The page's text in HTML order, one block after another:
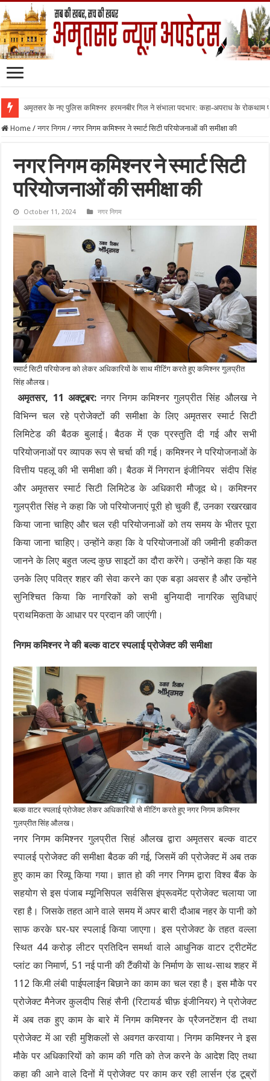
अमृतसर के नए पुलिस कमिश्नर हरमनबीर गिल ने संभाला पदभार: कहा-अपराध के रोकथाम
Home / नगर निगम / नगर निगम कमिश्नर ने स्मार्ट सिटी परियोजनाओं की समीक्षा की
नगर निगम कमिश्नर ने स्मार्ट सिटी
परियोजनाओं की समीक्षा की
October 11, 2024 नगर निगम
स्मार्ट सिटी परियोजना को लेकर अधिकारियों के साथ मीटिंग करते हुए कमिश्नर गुलप्रीत
सिंह औलख।
अमृतसर, 11 अक्टूबर:नगर निगम कमिश्नर गुलप्रीत सिंह औलख ने
विभिन्न चल रहे प्रोजेक्टों की समीक्षा के लिए अमृतसर स्मार्ट सिटी
लिमिटेड की बैठक बुलाई। बैठक में एक प्रस्तुति दी गई और सभी
परियोजनाओं पर व्यापक रूप से चर्चा की गई। कमिश्नर ने परियोजनाओं के
वित्तीय पहलू की भी समीक्षा की। बैठक में निगरान इंजीनियर संदीप सिंह
और अमृतसर स्मार्ट सिटी लिमिटेड के अधिकारी मौजूद थे। कमिश्नर
गुलप्रीत सिंह ने कहा कि जो परियोजनाएं पूरी हो चुकी हैं, उनका रखरखाव
किया जाना चाहिए और चल रही परियोजनाओं को तय समय के भीतर पूरा
किया जाना चाहिए। उन्होंने कहा कि वे परियोजनाओं की जमीनी हकीकत
जानने के लिए बहुत जल्द कुछ साइटों का दौरा करेंगे। उन्होंने कहा कि यह
उनके लिए पवित्र शहर की सेवा करने का एक बड़ा अवसर है और उन्होंने
सुनिश्चित किया कि नागरिकों को सभी बुनियादी नागरिक सुविधाएं
प्राथमिकता के आधार पर प्रदान की जाएंगी।
निगम कमिश्नर ने की बल्क वाटर स्पलाई प्रोजेक्ट की समीक्षा
बल्क वाटर स्पलाई प्रोजेक्ट लेकर अधिकारियों से मीटिंग करते हुए नगर निगम कमिश्नर
गुलप्रीत सिंह औलख।
नगर निगम कमिश्नर गुलप्रीत सिहं औलख द्वारा अमृतसर बल्क वाटर
स्पालई प्रोजेक्ट की समीक्षा बैठक की गई, जिसमें की प्रोजेक्ट में अब तक
हुए काम का रिव्यू किया गया। ज्ञात हो की नगर निगम द्वारा विश्व बैंक के
सहयोग से इस पंजाब म्यूनिसिपल सर्वसिस इंप्रूवमेंट प्रोजेक्ट चलाया जा
रहा है। जिसके तहत आने वाले समय में अपर बारी दौआब नहर के पानी को
साफ करके घर-घर स्पलाई किया जाएगा। इस प्रोजेक्ट के तहत वल्ला
स्थित 44 करोड़ लीटर प्रतिदिन समर्था वाले आधुनिक वाटर ट्रीटमेंट
प्लांट का निमार्ण, 51 नई पानी की टैंकीयों के निर्माण के साथ-साथ शहर में
112 कि.मी लंबी पाईपलाईन बिछाने का काम का चल रहा है। इस मौके पर
प्रोजेक्ट मैनेजर कुलदीप सिहं सैनी (रिटायर्ड चीफ़ इंजीनियर) ने प्रोजेक्ट
में अब तक हुए काम के बारे में निगम कमिश्नर के प्रैजनटेंशन दी तथा
प्रोजेक्ट में आ रही मुशिकलों से अवगत करवाया। निगम कमिश्नर ने इस
मौके पर अधिकारियों को काम की गति को तेज करने के आदेश दिए तथा
कहा की आने वाले दिनों में प्रोजेक्ट पर काम कर रही लार्सन एंड टूब्रों